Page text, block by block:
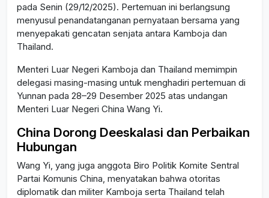
pada Senin (29/12/2025). Pertemuan ini berlangsung
menyusul penandatanganan pernyataan bersama yang
menyepakati gencatan senjata antara Kamboja dan
Thailand.
Menteri Luar Negeri Kamboja dan Thailand memimpin
delegasi masing-masing untuk menghadiri pertemuan di
Yunnan pada 28–29 Desember 2025 atas undangan
Menteri Luar Negeri China Wang Yi.
China Dorong Deeskalasi dan Perbaikan
Hubungan
Wang Yi, yang juga anggota Biro Politik Komite Sentral
Partai Komunis China, menyatakan bahwa otoritas
diplomatik dan militer Kamboja serta Thailand telah